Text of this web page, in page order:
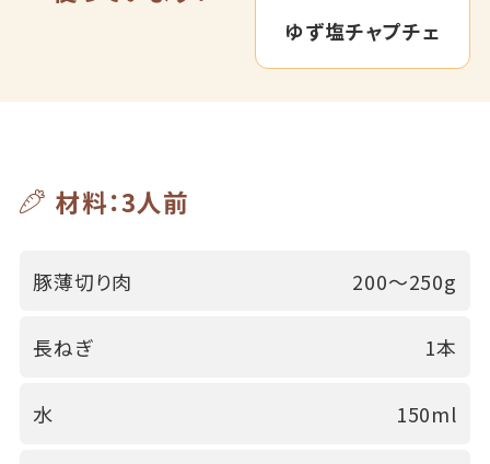
ゆず塩チャプチェ
材料：3人前
豚薄切り肉 200～250g
長ねぎ 1本
水 150ml